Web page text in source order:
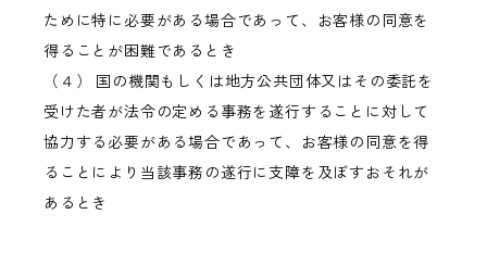
ために特に必要がある場合であって、お客様の同意を
得ることが困難であるとき
（４） 国の機関もしくは地方公共団体又はその委託を
受けた者が法令の定める事務を遂行することに対して
協力する必要がある場合であって、お客様の同意を得
ることにより当該事務の遂行に支障を及ぼすおそれが
あるとき